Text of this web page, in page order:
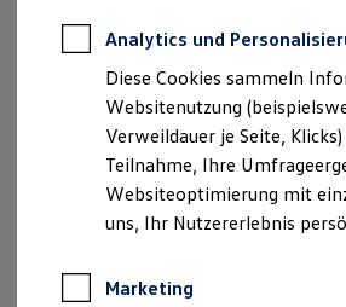
Autokredit mit
Versicherungen und
Kfz-Versicherung
Garantien
Wartungsverträge
Geschäftskunden
Professional Class bei
Großkunden
Behörden
Anpfiff zum Gewinn
(Impressum &
Analytics und
Diese Cookies sammeln
Websitenutzung
Verweildauer je Seite,
Teilnahme, Ihre
Websiteoptimierung mit
uns, Ihr Nutzererlebnis
Marketing